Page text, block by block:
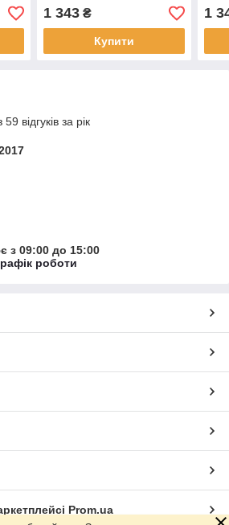
1 343₴
Купити
1
відгуків за рік
з 09:00 до 15:00
роботи
Prom.ua